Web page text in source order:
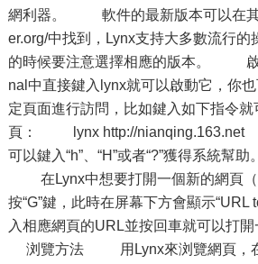
網利器。 軟件的最新版本可以在其
er.org/中找到，Lynx支持大多數流行的
的時候要注意選擇相應的版本。
nal中直接鍵入lynx就可以啟動它，你
定頁面進行訪問，比如鍵入如下指令
頁： lynx http://nianqing.163.net
可以鍵入“h”、“H”或者“?”獲得系統
在Lynx中想要打開一個新的網頁（
按“G”鍵，此時在屏幕下方會顯示“URL
入相應網頁的URL並按回車就可以打
浏覽方法 用Lynx來浏覽網頁，在